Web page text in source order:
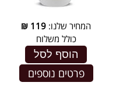
המחיר שלנו: 119
₪
כולל משלוח
הוסף לסל
פרטים נוספים